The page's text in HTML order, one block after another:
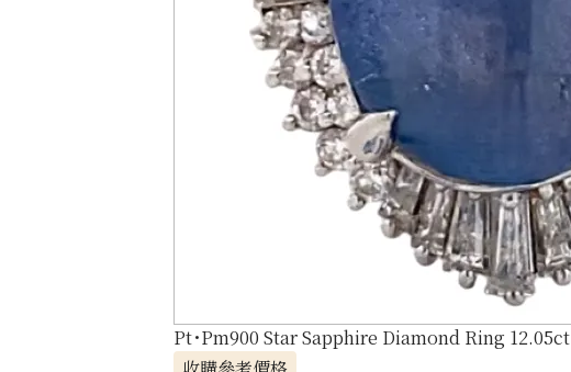
Pt･Pm900 Star Sapphire Diamond Ring 12.05ct